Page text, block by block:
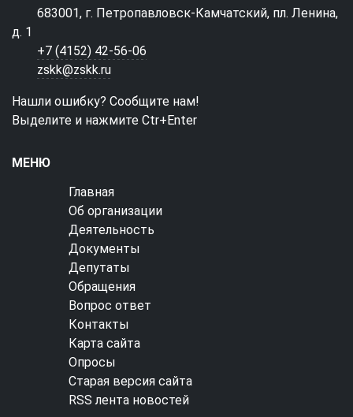
683001, г. Петропавловск-Камчатский, пл. Ленина,
д. 1
+7 (4152) 42-56-06
zskk@zskk.ru
Нашли ошибку? Сообщите нам!
Выделите и нажмите Ctr+Enter
МЕНЮ
Главная
Об организации
Деятельность
Документы
Депутаты
Обращения
Вопрос ответ
Контакты
Карта сайта
Опросы
Старая версия сайта
RSS лента новостей